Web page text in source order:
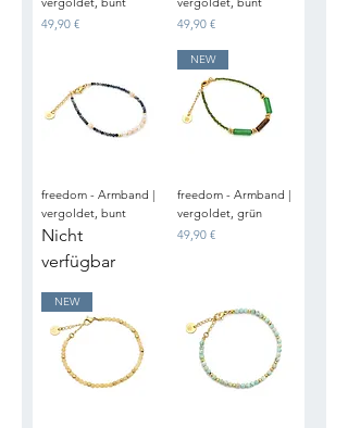
Preis
49,90 €
Preis
49,90 €
freedom - Armband |
vergoldet, bunt
Nicht
verfügbar
NEW
freedom - Armband |
vergoldet, grün
Preis
49,90 €
NEW